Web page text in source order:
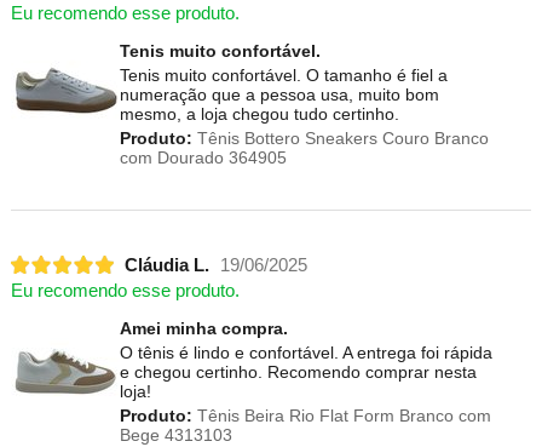
Eu recomendo esse produto.
Tenis muito confortável.
Tenis muito confortável. O tamanho é fiel a
numeração que a pessoa usa, muito bom
mesmo, a loja chegou tudo certinho.
Produto: Tênis Bottero Sneakers Couro Branco
com Dourado 364905
Cláudia L.
19/06/2025
Eu recomendo esse produto.
Amei minha compra.
O tênis é lindo e confortável. A entrega foi rápida
e chegou certinho. Recomendo comprar nesta
loja!
Produto: Tênis Beira Rio Flat Form Branco com
Bege 4313103